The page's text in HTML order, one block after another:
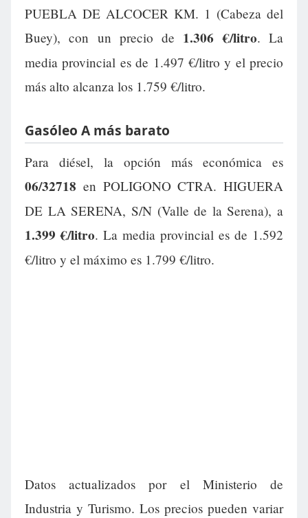
PUEBLA DE ALCOCER KM. 1 (Cabeza del
Buey), con un precio de 1.306 €/litro. La
media provincial es de 1.497 €/litro y el precio
más alto alcanza los 1.759 €/litro.
Gasóleo A más barato
Para diésel, la opción más económica es
06/32718 en POLIGONO CTRA. HIGUERA
DE LA SERENA, S/N (Valle de la Serena), a
1.399 €/litro. La media provincial es de 1.592
€/litro y el máximo es 1.799 €/litro.
Datos actualizados por el Ministerio de
Industria y Turismo. Los precios pueden variar